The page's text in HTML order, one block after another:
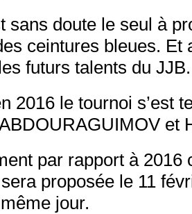
sans doute le seul à
ceintures bleues. Et
futurs talents du JJB.
2016 le tournoi s’est
et
par rapport à 2016
proposée le 11
jour.